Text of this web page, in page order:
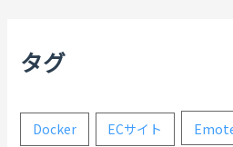
タグ
Docker ECサイト